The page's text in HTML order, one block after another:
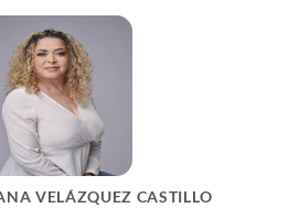
VELÁZQUEZ CASTILLO